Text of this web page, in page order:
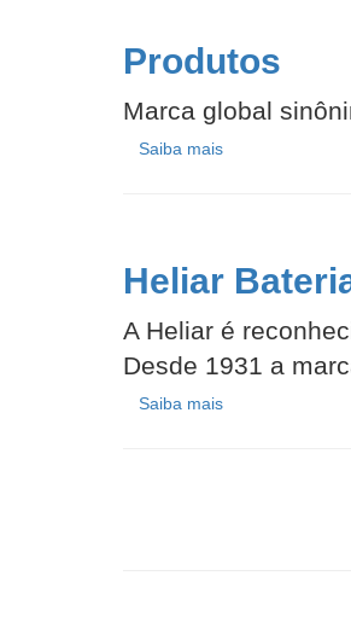
Produtos
Marca global
Saiba mais
Heliar
A Heliar é
Desde 1931 a
Saiba mais